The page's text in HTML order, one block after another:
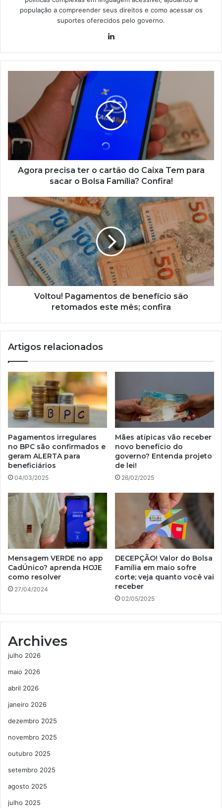
população a compreender seus direitos e como acessar os
suportes oferecidos pelo governo.
cartão
Caixa
Tem
para
sacar
Família?
Agora precisa ter o cartão do Caixa Tem para
sacar o Bolsa Família? Confira!
Voltou!
Pagamentos
de
benefício
são
retomados
este
mês;
confira
Voltou! Pagamentos de benefício são
retomados este mês; confira
Artigos relacionados
Pagamentos irregulares
no BPC são confirmados e
geram ALERTA para
beneficiários
04/03/2025
Mães atípicas vão receber
novo benefício do
governo? Entenda projeto
de lei!
26/02/2025
Mensagem VERDE no app
CadÚnico? aprenda HOJE
como resolver
27/04/2024
DECEPÇÃO! Valor do Bolsa
Família em maio sofre
corte; veja quanto você vai
receber
02/05/2025
Archives
julho 2026
maio 2026
abril 2026
janeiro 2026
dezembro 2025
novembro 2025
outubro 2025
setembro 2025
agosto 2025
julho 2025